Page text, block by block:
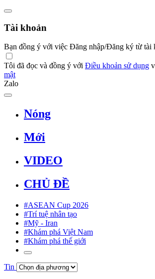
Tài khoản
Bạn đồng ý với việc Đăng nhập/Đăng ký từ tài
Tôi đã đọc và đồng ý với Điều khoản sử dụng
mật
Zalo
Nóng
Mới
VIDEO
CHỦ ĐỀ
#ASEAN Cup 2026
#Trí tuệ nhân tạo
#Mỹ - Iran
#Khám phá Việt Nam
#Khám phá thế giới
Tin